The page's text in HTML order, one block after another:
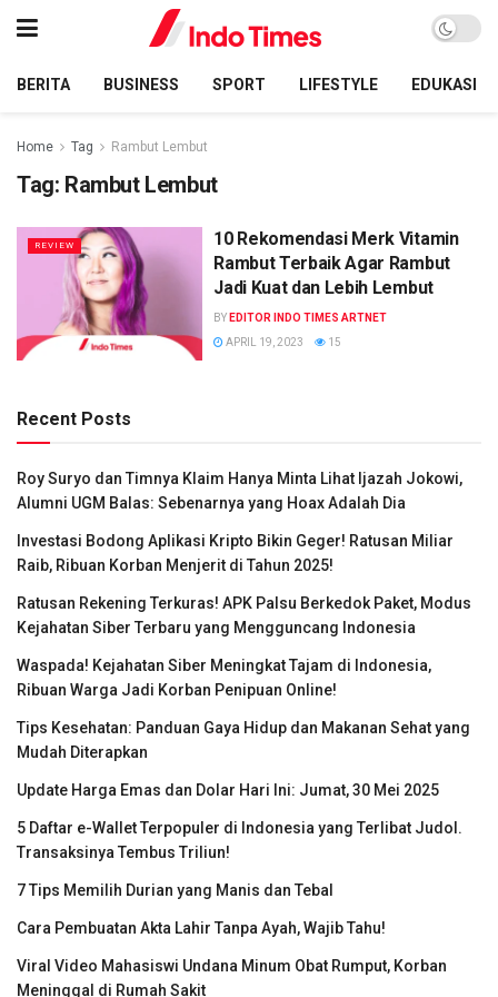
BERITA BUSINESS SPORT LIFESTYLE EDUKASI
Home Tag Rambut Lembut
Tag: Rambut Lembut
REVIEW
10 Rekomendasi Merk Vitamin
Rambut Terbaik Agar Rambut
Jadi Kuat dan Lebih Lembut
BY EDITOR INDO TIMES ARTNET
APRIL 19, 2023
15
Recent Posts
Roy Suryo dan Timnya Klaim Hanya Minta Lihat Ijazah Jokowi,
Alumni UGM Balas: Sebenarnya yang Hoax Adalah Dia
Investasi Bodong Aplikasi Kripto Bikin Geger! Ratusan Miliar
Raib, Ribuan Korban Menjerit di Tahun 2025!
Ratusan Rekening Terkuras! APK Palsu Berkedok Paket, Modus
Kejahatan Siber Terbaru yang Mengguncang Indonesia
Waspada! Kejahatan Siber Meningkat Tajam di Indonesia,
Ribuan Warga Jadi Korban Penipuan Online!
Tips Kesehatan: Panduan Gaya Hidup dan Makanan Sehat yang
Mudah Diterapkan
Update Harga Emas dan Dolar Hari Ini: Jumat, 30 Mei 2025
5 Daftar e-Wallet Terpopuler di Indonesia yang Terlibat Judol.
Transaksinya Tembus Triliun!
7 Tips Memilih Durian yang Manis dan Tebal
Cara Pembuatan Akta Lahir Tanpa Ayah, Wajib Tahu!
Viral Video Mahasiswi Undana Minum Obat Rumput, Korban
Meninggal di Rumah Sakit